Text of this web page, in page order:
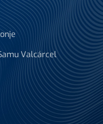
Valcárcel